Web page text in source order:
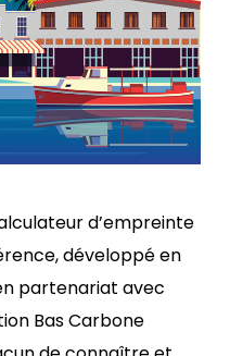
d’empreinte
développé en
partenariat avec
Bas Carbone